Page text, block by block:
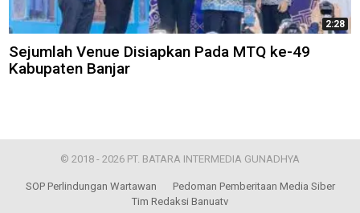
2:28
Sejumlah Venue Disiapkan Pada MTQ ke-49
Kabupaten Banjar
© 2018 - 2026 PT. BATARA INTERMEDIA GUNADHYA
SOP Perlindungan Wartawan
Pedoman Pemberitaan Media Siber
Tim Redaksi Banuatv